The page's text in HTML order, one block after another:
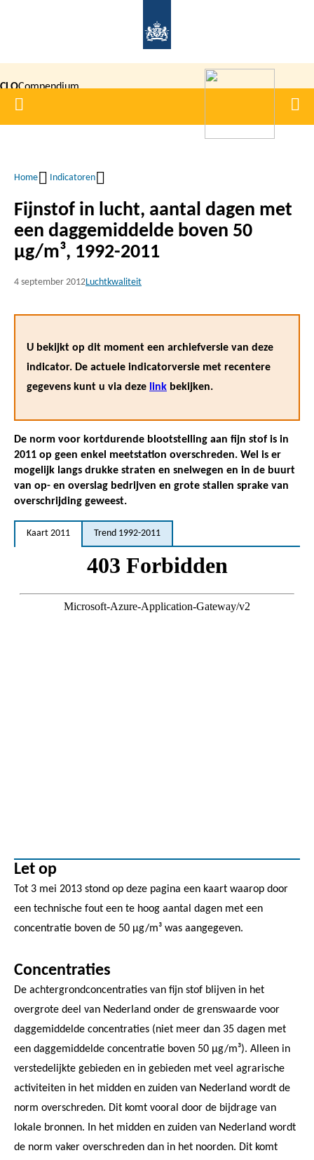
inhoud
gaan
CLOCompendium
voor de
Home
Kruimelpad
Home Indicatoren
Fijnstof in lucht, aantal dagen met
een daggemiddelde boven 50
µg/m³, 1992-2011
4 september 2012Luchtkwaliteit
U bekijkt op dit moment een archiefversie van deze
indicator. De actuele indicatorversie met recentere
gegevens kunt u via deze link bekijken.
De norm voor kortdurende blootstelling aan fijn stof is in
2011 op geen enkel meetstation overschreden. Wel is er
mogelijk langs drukke straten en snelwegen en in de buurt
van op- en overslag bedrijven en grote stallen sprake van
overschrijding geweest.
Kaart 2011 Trend 1992-2011
Let op
Tot 3 mei 2013 stond op deze pagina een kaart waarop door
een technische fout een te hoog aantal dagen met een
concentratie boven de 50 µg/m³ was aangegeven.
Concentraties
De achtergrondconcentraties van fijn stof blijven in het
overgrote deel van Nederland onder de grenswaarde voor
daggemiddelde concentraties (niet meer dan 35 dagen met
een daggemiddelde concentratie boven 50 µg/m³). Alleen in
verstedelijkte gebieden en in gebieden met veel agrarische
activiteiten in het midden en zuiden van Nederland wordt de
norm overschreden. Dit komt vooral door de bijdrage van
lokale bronnen. In het midden en zuiden van Nederland wordt
de norm vaker overschreden dan in het noorden. Dit komt